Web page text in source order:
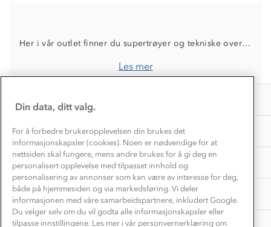
Her i vår outlet finner du supertrøyer og tekniske overdeler til herre til outletpris. Vår outletkolleksjon inneholder gode produkter som ikke kommer tilbake på lager, så vær rask å sikre deg din favoritt nå
Les mer
Våre butikker
Bedrift, barnehage og SFO
OM OSS
Materialer
TIPS OG RÅD
EL-retur
Store størrelser
Turmat oppskrifter
Beredskap
AKTIVITETER
Norgesferie 🇳🇴
Få turinspirasjon og tips her⛰
Storms turtips🐿️
Leirskole 🥾
Barnehageansatt
Tips til hyttetur
Din data, ditt valg.
For å forbedre brukeropplevelsen din brukes det
informasjonskapsler (cookies). Noen er nødvendige for at
nettsiden skal fungere, mens andre brukes for å gi deg en
personalisert opplevelse med tilpasset innhold og
personalisering av annonser som kan være av interesse for deg,
både på hjemmesiden og via markedsføring. Vi deler
informasjonen med våre samarbeidspartnere, inkludert Google.
Du velger selv om du vil godta alle informasjonskapsler eller
tilpasse innstillingene. Les mer i vår personvernerklæring om